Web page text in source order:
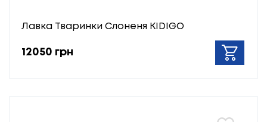
Лавка Тваринки Слоненя KIDIGO
12050 грн